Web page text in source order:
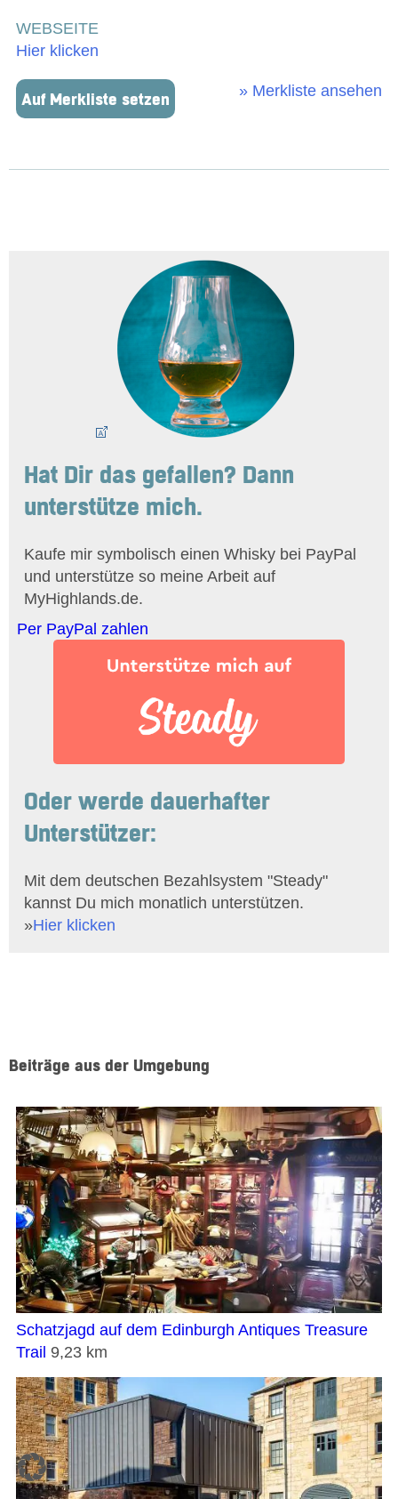
WEBSEITE
Hier klicken
Auf Merkliste setzen
» Merkliste ansehen
Hat Dir das gefallen? Dann
unterstütze mich.
Kaufe mir symbolisch einen Whisky bei PayPal
und unterstütze so meine Arbeit auf
MyHighlands.de.
Per PayPal zahlen
Oder werde dauerhafter
Unterstützer:
Mit dem deutschen Bezahlsystem "Steady"
kannst Du mich monatlich unterstützen.
»Hier klicken
Beiträge aus der Umgebung
Schatzjagd auf dem Edinburgh Antiques Treasure
Trail 9,23 km